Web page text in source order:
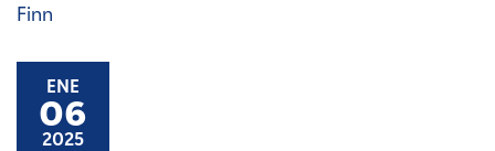
Finn
ENE
06
2025